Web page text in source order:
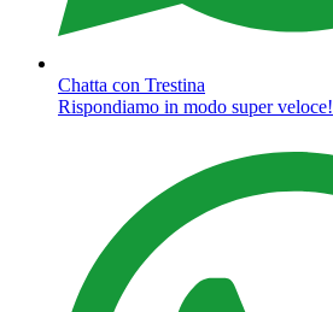
Chatta con Trestina
Rispondiamo in modo super veloce!